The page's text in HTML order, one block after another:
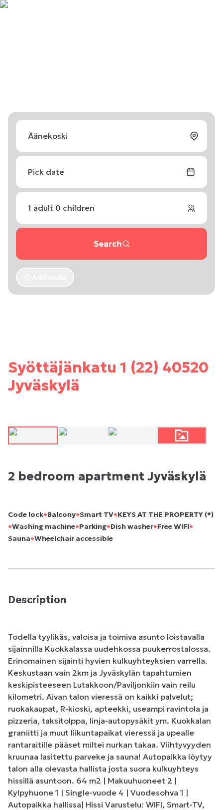
Pick date
1 adult 0 children
Search
Syöttäjänkatu 1 (22) 40520
Jyväskylä
2 bedroom apartment Jyväskylä
Code lock•Balcony•Smart TV•KEYS AT THE PROPERTY (*)
•Washing machine•Parking•Dish washer•Free WIFI•
Sauna•Wheelchair accessible
Description
Todella tyylikäs, valoisa ja toimiva asunto loistavalla
sijainnilla Kuokkalassa uudehkossa puukerrostalossa.
Erinomainen sijainti hyvien kulkuyhteyksien varrella.
Keskustaan vain 2km ja Jyväskylän tapahtumien
keskipisteeseen Lutakkoon/Paviljonkiin vain reilu
kilometri. Aivan talon vieressä on kaikki palvelut;
ruokakaupat, R-kioski, apteekki, useampi ravintola ja
pizzeria, taksitolppa, linja-autopysäkit ym. Kuokkalan
graniitti ja muut liikuntapaikat vieressä ja upealle
rantaraitille pääset miltei nurkan takaa. Viihtyvyyden
kruunaa lasitettu parveke ja sauna! Autopaikka löytyy
talon alla olevasta hallista josta suora kulkuyhteys
hissillä asuntoon. 64 m2 | Makuuhuoneet 2 |
Kylpyhuone 1 | Single-vuode 4 | Vuodesohva 1 |
Autopaikka hallissa| Hissi Varustelu: WIFI, Smart-TV,